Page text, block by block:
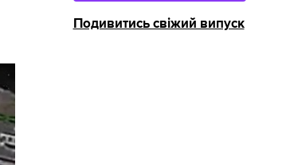
Подивитись свіжий випуск